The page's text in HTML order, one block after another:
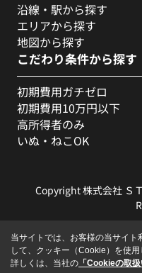
沿線・駅から探す
エリアから探す
地図から探す
こだわり条件から探す
初期費用ガチゼロ
初期費用10万円以下
高所得者のみ
いぬ・ねこOK
Copyright 株式会社 Ｓ
当サイトでは、お客様の当サイト
して、クッキー（Cookie）を使用
詳しくは、当社の 「Cookieの取